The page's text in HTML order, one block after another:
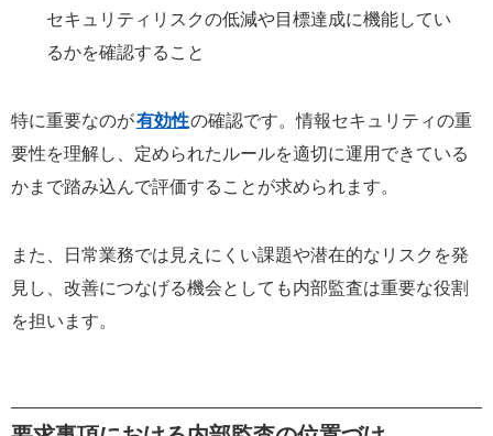
セキュリティリスクの低減や目標達成に機能してい
るかを確認すること
特に重要なのが有効性の確認です。情報セキュリティの重
要性を理解し、定められたルールを適切に運用できている
かまで踏み込んで評価することが求められます。
また、日常業務では見えにくい課題や潜在的なリスクを発
見し、改善につなげる機会としても内部監査は重要な役割
を担います。